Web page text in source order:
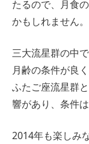
たるので、月食
かもしれません。
三大流星群の中
月齢の条件が良
ふたご座流星群
響があり、条件
2014年も楽しみ